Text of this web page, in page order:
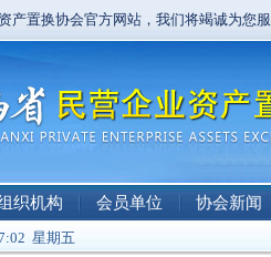
产置换协会官方网站，我们将竭诚为您
织机构 会员单位 协会新闻
星期五